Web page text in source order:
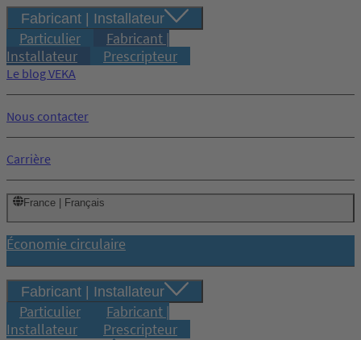
Fabricant | Installateur
Particulier
Fabricant |
Installateur
Prescripteur
Le blog VEKA
Nous contacter
Carrière
France | Français
Économie circulaire
Fabricant | Installateur
Particulier
Fabricant |
Installateur
Prescripteur